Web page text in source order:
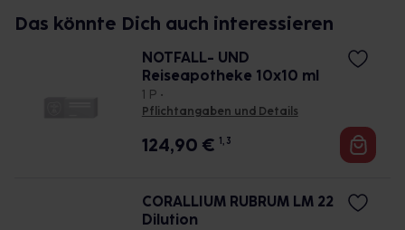
Das könnte Dich auch interessieren
NOTFALL- UND
Reiseapotheke 10x10 ml
1 P •
Pflichtangaben und Details
124,90 € 1, 3
CORALLIUM RUBRUM LM 22
Dilution